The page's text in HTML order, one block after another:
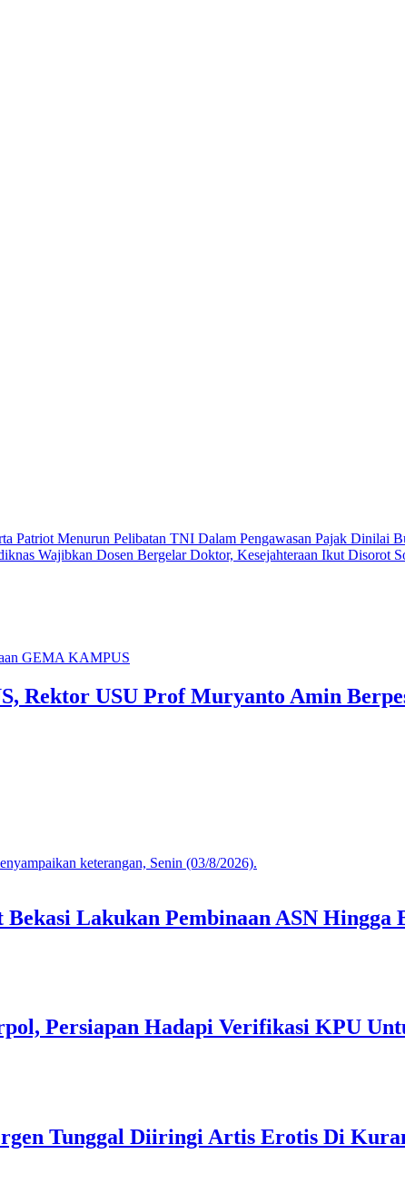
Patriot Menurun Pelibatan TNI Dalam Pengawasan Pajak Dinilai
Wajibkan Dosen Bergelar Doktor, Kesejahteraan Ikut Disorot
Rektor USU Prof Muryanto Amin
Lakukan Pembinaan ASN Hingga
Persiapan Hadapi Verifikasi KPU
Tunggal Diiringi Artis Erotis Di